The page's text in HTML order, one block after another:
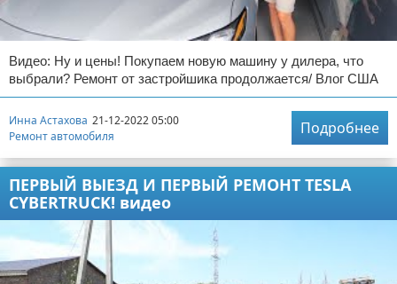
Видео: Ну и цены! Покупаем новую машину у дилера, что
выбрали? Ремонт от застройшика продолжается/ Влог США
Инна Астахова 21-12-2022 05:00
Ремонт автомобиля
Подробнее
ПЕРВЫЙ ВЫЕЗД И ПЕРВЫЙ РЕМОНТ TESLA
CYBERTRUCK! видео